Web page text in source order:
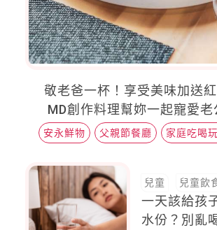
敬老爸一杯！享受美味加送
MD創作料理幫妳一起寵愛老
安永鮮物 父親節餐廳 家庭吃喝
兒童 兒童飲
一天該給孩
水份？別亂